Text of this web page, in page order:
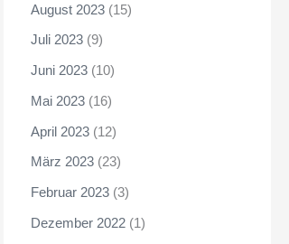
August 2023 (15)
Juli 2023 (9)
Juni 2023 (10)
Mai 2023 (16)
April 2023 (12)
März 2023 (23)
Februar 2023 (3)
Dezember 2022 (1)